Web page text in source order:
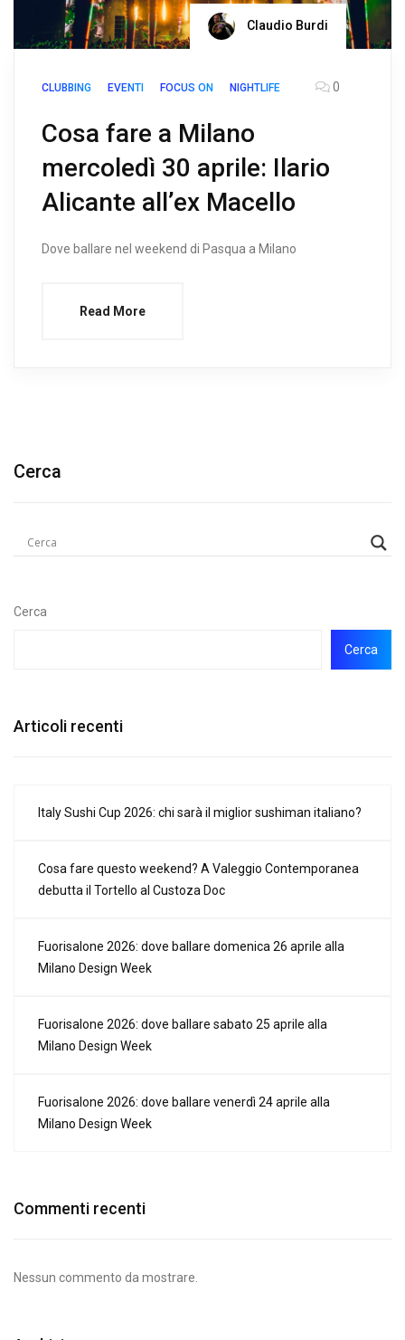
Claudio Burdi
CLUBBING EVENTI FOCUS ON NIGHTLIFE 0
Cosa fare a Milano
mercoledì 30 aprile: Ilario
Alicante all’ex Macello
Dove ballare nel weekend di Pasqua a Milano
Read More
Cerca
Cerca
Cerca
Articoli recenti
Italy Sushi Cup 2026: chi sarà il miglior sushiman italiano?
Cosa fare questo weekend? A Valeggio Contemporanea
debutta il Tortello al Custoza Doc
Fuorisalone 2026: dove ballare domenica 26 aprile alla
Milano Design Week
Fuorisalone 2026: dove ballare sabato 25 aprile alla
Milano Design Week
Fuorisalone 2026: dove ballare venerdì 24 aprile alla
Milano Design Week
Commenti recenti
Nessun commento da mostrare.